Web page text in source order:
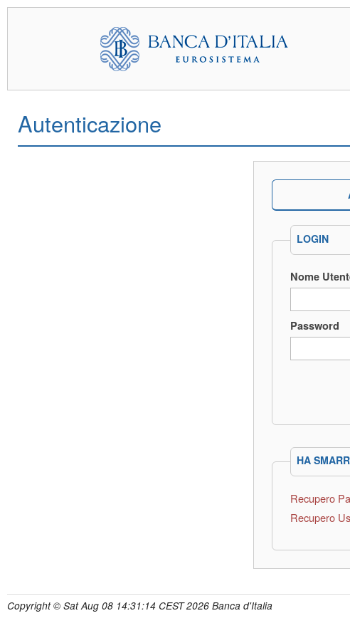
Autenticazione
LOGIN
Nome
Password
HA
Recupero
Recupero
Copyright © Sat Aug 08 14:31:14 CEST 2026 Banca d'Italia